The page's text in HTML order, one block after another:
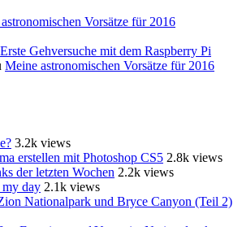
Vorsätze für 2016
Erste Gehversuche mit dem Raspberry Pi
Meine astronomischen Vorsätze für 2016
3.2k views
erstellen mit Photoshop CS5 2.8k views
der letzten Wochen 2.2k views
my day 2.1k views
Nationalpark und Bryce Canyon (Teil 2)